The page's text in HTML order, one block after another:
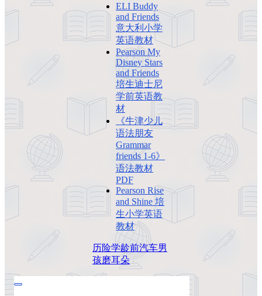
ELI Buddy
and Friends
意大利小学
英语教材
Pearson My
Disney Stars
and Friends
培生迪士尼
学前英语教
材
《牛津少儿
语法朋友
Grammar
friends 1-6》
语法教材
PDF
Pearson Rise
and Shine 培
生小学英语
教材
历险学龄前汽车男
孩磨耳朵